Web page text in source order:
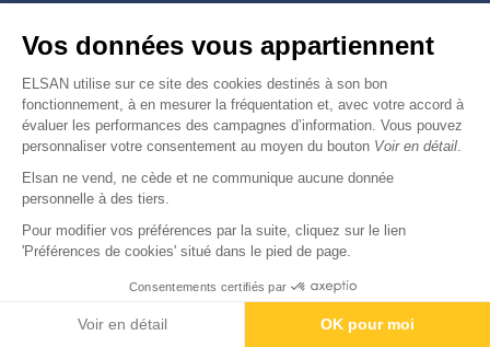
Vos données vous appartiennent
ELSAN utilise sur ce site des cookies destinés à son bon
fonctionnement, à en mesurer la fréquentation et, avec votre accord à
évaluer les performances des campagnes d’information. Vous pouvez
personnaliser votre consentement au moyen du bouton Voir en détail
Elsan ne vend, ne cède et ne communique aucune donnée
personnelle à des tiers.
Pour modifier vos préférences par la suite, cliquez sur le lien
'Préférences de cookies' situé dans le pied de page.
Consentements certifiés par
Voir en détail OK pour moi
Nous rejoindre
Devenir fournisseur
© Copyright 2026 Elsan
Mentions Légales-Données personnelles
Agence digitale : VOID